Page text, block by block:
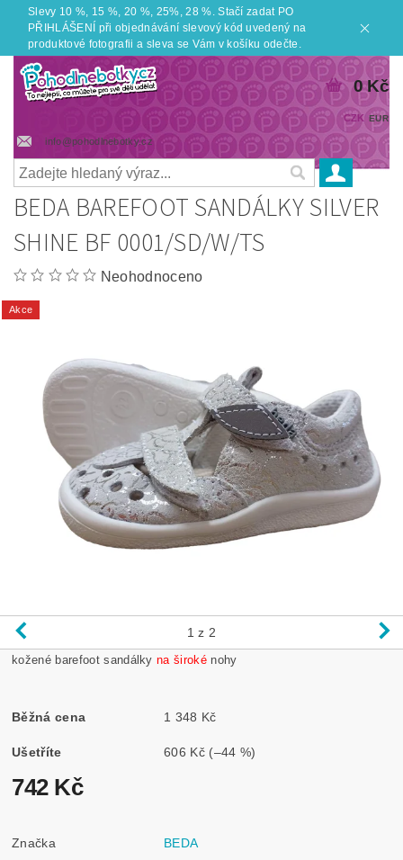
Slevy 10 %, 15 %, 20 %, 25%, 28 %. Stačí zadat PO
PŘIHLÁŠENÍ při objednávání slevový kód uvedený na
produktové fotografii a sleva se Vám v košíku odečte.
info@pohodlnebotky.cz
CZK EUR
0 Kč
BEDA BAREFOOT SANDÁLKY SILVER
SHINE BF 0001/SD/W/TS
Neohodnoceno
Akce
1 z 2
kožené barefoot sandálkyna široké nohy
Běžná cena 1 348 Kč
Ušetříte 606 Kč (–44 %)
742 Kč
Značka BEDA